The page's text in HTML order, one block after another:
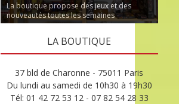
La boutique propose des jeux et des
nouveautés toutes les semaines
LA BOUTIQUE
37 bld de Charonne - 75011 Paris
Du lundi au samedi de 10h30 à 19h30
Tél: 01 42 72 53 12 - 07 82 54 28 33